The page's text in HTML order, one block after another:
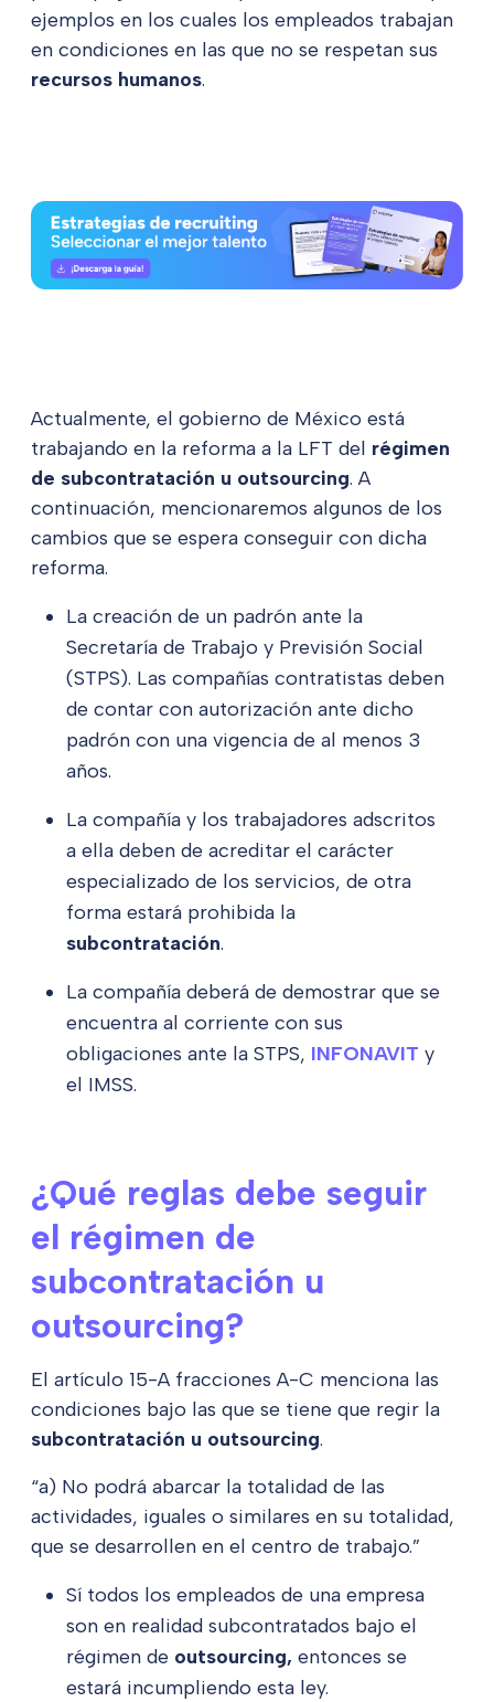
ejemplos en los cuales los empleados trabajan
en condiciones en las que no se respetan sus
recursos humanos.
Actualmente, el gobierno de México está
trabajando en la reforma a la LFT del régimen
de subcontratación u outsourcing. A
continuación, mencionaremos algunos de los
cambios que se espera conseguir con dicha
reforma.
La creación de un padrón ante la
Secretaría de Trabajo y Previsión Social
(STPS). Las compañías contratistas deben
de contar con autorización ante dicho
padrón con una vigencia de al menos 3
años.
La compañía y los trabajadores adscritos
a ella deben de acreditar el carácter
especializado de los servicios, de otra
forma estará prohibida la
subcontratación.
La compañía deberá de demostrar que se
encuentra al corriente con sus
obligaciones ante la STPS, INFONAVIT y
el IMSS.
¿Qué reglas debe seguir
el régimen de
subcontratación u
outsourcing?
El artículo 15-A fracciones A-C menciona las
condiciones bajo las que se tiene que regir la
subcontratación u outsourcing.
“a) No podrá abarcar la totalidad de las
actividades, iguales o similares en su totalidad,
que se desarrollen en el centro de trabajo.”
Sí todos los empleados de una empresa
son en realidad subcontratados bajo el
régimen de outsourcing, entonces se
estará incumpliendo esta ley.